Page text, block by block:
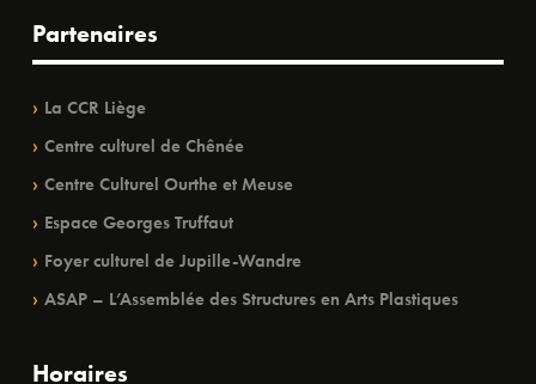
Partenaires
La CCR Liège
Centre culturel de Chênée
Centre Culturel Ourthe et Meuse
Espace Georges Truffaut
Foyer culturel de Jupille-Wandre
ASAP – L’Assemblée des Structures en Arts Plastiques
Horaires